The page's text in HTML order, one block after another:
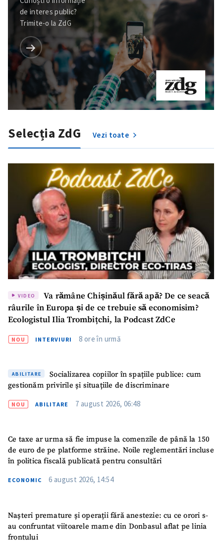
de interes public?
Trimite-o la ZdG
Selecția ZdG Vezi toate
VIDEO
Va rămâne Chișinăul fără apă? De ce seacă
râurile în Europa și de ce trebuie să economisim?
Ecologistul Ilia Trombițchi, la Podcast ZdCe
NOU INTERVIURI 8 ore în urmă
ABILITARE
Socializarea copiilor în spațiile publice: cum
gestionăm privirile și situațiile de discriminare
NOU ABILITARE 7 august 2026, 06:48
Ce taxe ar urma să fie impuse la comenzile de până la 150
de euro de pe platforme străine. Noile reglementări incluse
în politica fiscală publicată pentru consultări
ECONOMIC 6 august 2026, 14:54
Nașteri premature și operații fără anestezie: cu ce orori s-
au confruntat viitoarele mame din Donbasul aflat pe linia
frontului